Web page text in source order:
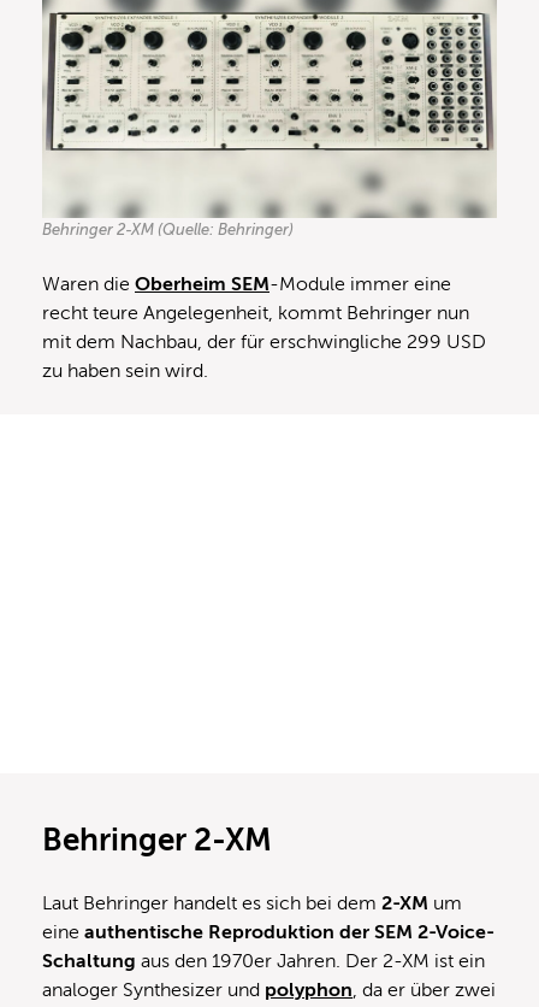
Behringer 2-XM (Quelle: Behringer)
Waren die Oberheim SEM-Module immer eine
recht teure Angelegenheit, kommt Behringer nun
mit dem Nachbau, der für erschwingliche 299 USD
zu haben sein wird.
Behringer 2-XM
Laut Behringer handelt es sich bei dem 2-XM um
eine authentische Reproduktion der SEM 2-Voice-
Schaltung aus den 1970er Jahren. Der 2-XM ist ein
analoger Synthesizer und polyphon, da er über zwei